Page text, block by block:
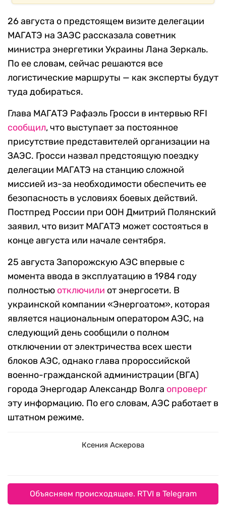
26 августа о предстоящем визите делегации
МАГАТЭ на ЗАЭС рассказала советник
министра энергетики Украины Лана Зеркаль.
По ее словам, сейчас решаются все
логистические маршруты — как эксперты будут
туда добираться.
Глава МАГАТЭ Рафаэль Гросси в интервью RFI
сообщил, что выступает за постоянное
присутствие представителей организации на
ЗАЭС. Гросси назвал предстоящую поездку
делегации МАГАТЭ на станцию сложной
миссией из-за необходимости обеспечить ее
безопасность в условиях боевых действий.
Постпред России при ООН Дмитрий Полянский
заявил, что визит МАГАТЭ может состояться в
конце августа или начале сентября.
25 августа Запорожскую АЭС впервые с
момента ввода в эксплуатацию в 1984 году
полностью отключили от энергосети. В
украинской компании «Энергоатом», которая
является национальным оператором АЭС, на
следующий день сообщили о полном
отключении от электричества всех шести
блоков АЭС, однако глава пророссийской
военно-гражданской администрации (ВГА)
города Энергодар Александр Волга опроверг
эту информацию. По его словам, АЭС работает в
штатном режиме.
Ксения Аскерова
Объясняем происходящее. RTVI в Telegram